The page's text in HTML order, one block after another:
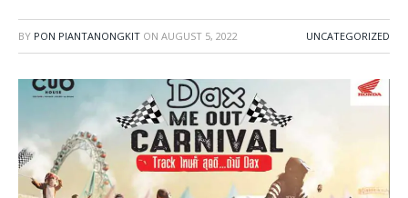
BY PON PIANTANONGKIT ON AUGUST 5, 2022 UNCATEGORIZED